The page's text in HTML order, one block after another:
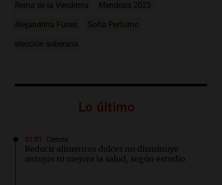
Reina de la Vendimia Mendoza 2025
Alejandrina Funes Sofía Perfumo
elección soberana
Lo último
01:31 Ciencia
Reducir alimentos dulces no disminuye
antojos ni mejora la salud, según estudio